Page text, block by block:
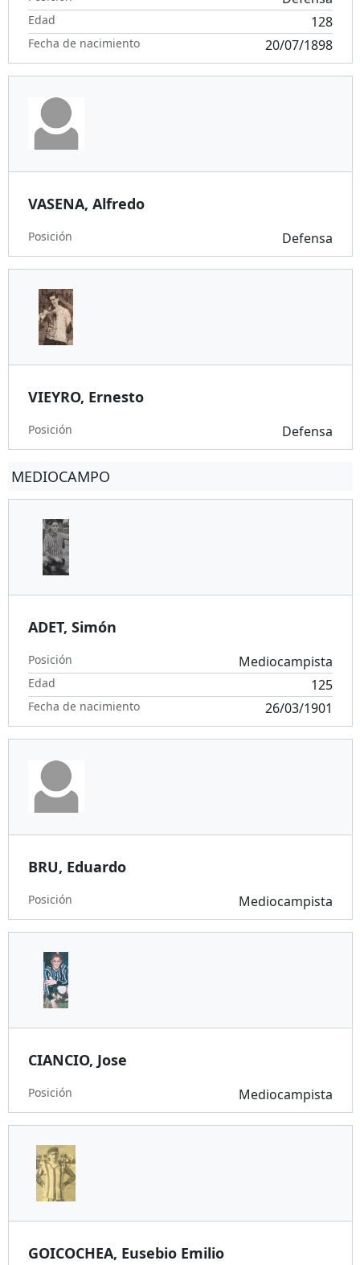
Edad 128
Fecha de nacimiento 20/07/1898
VASENA, Alfredo
Posición Defensa
VIEYRO, Ernesto
Posición Defensa
MEDIOCAMPO
ADET, Simón
Posición Mediocampista
Edad 125
Fecha de nacimiento 26/03/1901
BRU, Eduardo
Posición Mediocampista
CIANCIO, Jose
Posición Mediocampista
GOICOCHEA, Eusebio Emilio